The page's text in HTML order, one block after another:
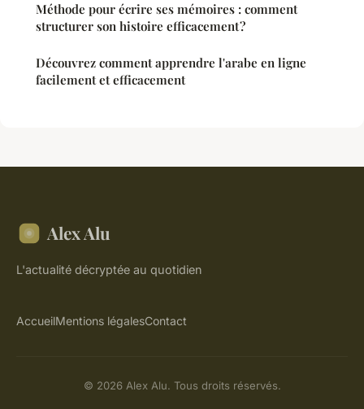
Méthode pour écrire ses mémoires : comment
structurer son histoire efficacement ?
Découvrez comment apprendre l'arabe en ligne
facilement et efficacement
Alex Alu
L'actualité décryptée au quotidien
AccueilMentions légalesContact
© 2026 Alex Alu. Tous droits réservés.